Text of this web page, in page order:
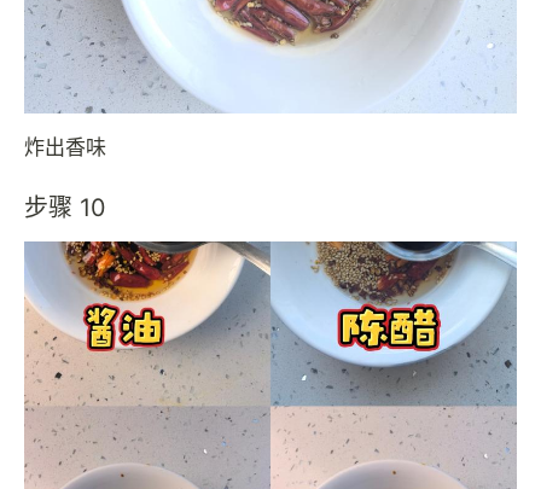
炸出香味
步骤 10